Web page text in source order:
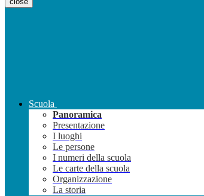
Scuola
Panoramica
Presentazione
I luoghi
Le persone
I numeri della scuola
Le carte della scuola
Organizzazione
La storia